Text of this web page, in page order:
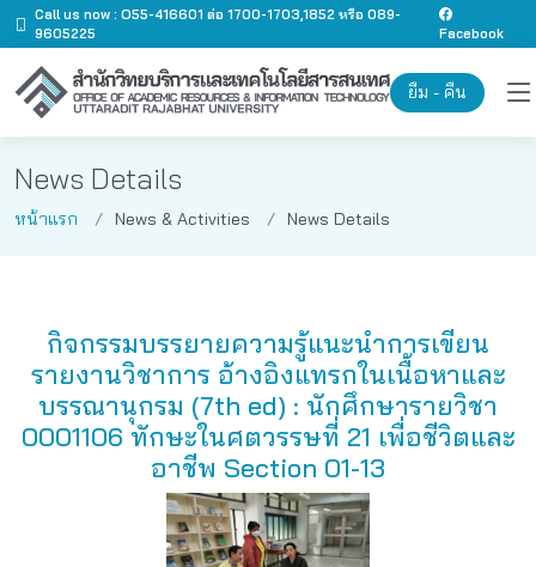
Call us now : O55-416601 ต่อ 1700-1703,1852 หรือ 089-
9605225
Facebook
ยืม - คืน
News Details
หน้าแรก News & Activities News Details
กิจกรรมบรรยายความรู้แนะนำการเขียน
รายงานวิชาการ อ้างอิงแทรกในเนื้อหาและ
บรรณานุกรม (7th ed) : นักศึกษารายวิชา
0001106 ทักษะในศตวรรษที่ 21 เพื่อชีวิตและ
อาชีพ Section 01-13